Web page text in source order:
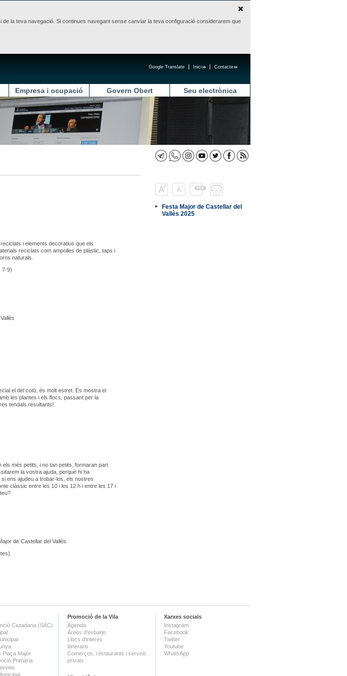
la teva navegació. Si continues navegant sense canviar la teva configuració considerarem que
Contacte
Inici
Google Translate
Empresa i ocupació Govern Obert Seu electrònica
i elements decoratius que els
reciclats com ampolles de plàstic, taps i
naturals.
7-9)
el del cotó, és molt estret. Es mostra el
les plantes i els flocs, passant per la
tendals resultants!
més petits, i no tan petits, formaran part
la vostra ajuda, perquè hi ha
ens ajudeu a trobar-los, els nostres
clàssic entre les 10 i les 12 h i entre les 17 i
de Castellar del Vallès
Festa Major de Castellar del
Vallès 2025
Ciutadana (SAC)
Plaça Major
Primària
Promoció de la Vila
Agenda
Àrees d'esbarjo
Llocs d'interès
Itineraris
Comerços, restaurants i serveis
privats
Xarxes socials
Instagram
Facebook
Twitter
Youtube
WhatsApp